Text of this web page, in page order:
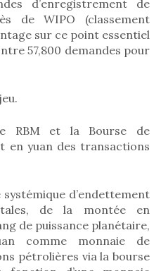
d’enregistrement de
de WIPO (classement
sur ce point essentiel
57,800 demandes pour
RBM et la Bourse de
en yuan des transactions
d’endettement
de la montée en
de puissance planétaire,
comme monnaie de
pétrolières via la bourse